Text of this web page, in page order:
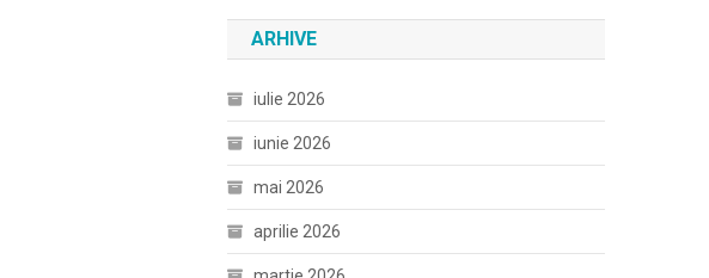
ARHIVE
iulie 2026
iunie 2026
mai 2026
aprilie 2026